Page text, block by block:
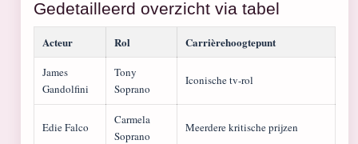
Gedetailleerd overzicht via tabel
Acteur Rol Carrièrehoogtepunt
James
Gandolfini
Tony
Soprano
Iconische tv-rol
Edie Falco
Carmela
Soprano
Meerdere kritische prijzen